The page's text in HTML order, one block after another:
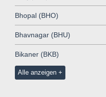
Bhopal (BHO)
Bhavnagar (BHU)
Bikaner (BKB)
Alle anzeigen